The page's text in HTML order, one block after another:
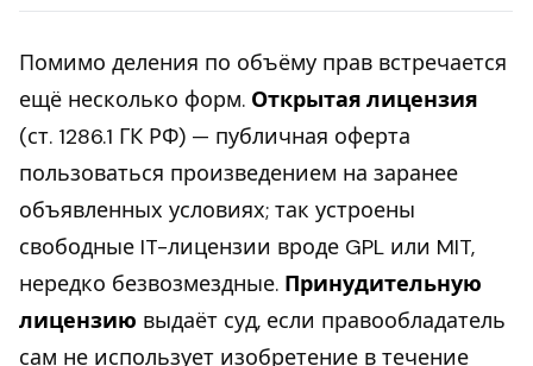
Помимо деления по объёму прав встречается
ещё несколько форм. Открытая лицензия
(ст. 1286.1 ГК РФ) — публичная оферта
пользоваться произведением на заранее
объявленных условиях; так устроены
свободные IT-лицензии вроде GPL или MIT,
нередко безвозмездные. Принудительную
лицензию выдаёт суд, если правообладатель
сам не использует изобретение в течение